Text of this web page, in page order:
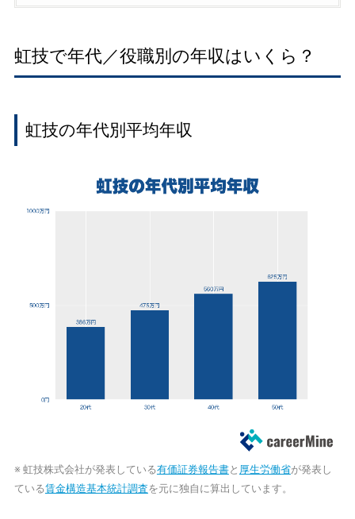
虹技で年代／役職別の年収はいくら？
虹技の年代別平均年収
※ 虹技株式会社が発表している有価証券報告書と 厚生労働省が発表し
ている賃金構造基本統計調査を元に独自に算出しています。